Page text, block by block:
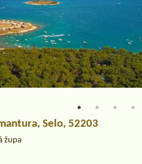
, Selo, 52203
župa